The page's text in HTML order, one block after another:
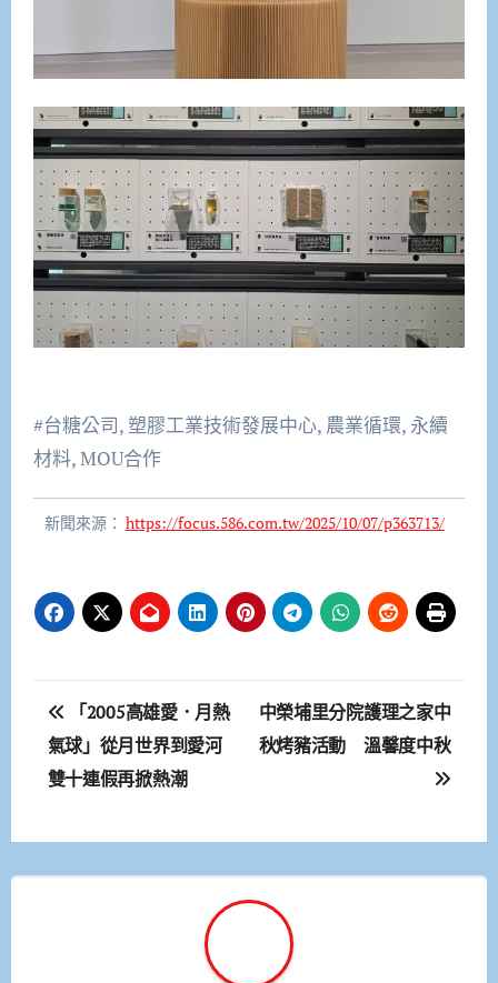
#台糖公司, 塑膠工業技術發展中心, 農業循環, 永續
材料, MOU合作
新聞來源： https://focus.586.com.tw/2025/10/07/p363713/
文
章
導
覽
「2005高雄愛．月熱
氣球」從月世界到愛河
雙十連假再掀熱潮
中榮埔里分院護理之家中
秋烤豬活動 溫馨度中秋